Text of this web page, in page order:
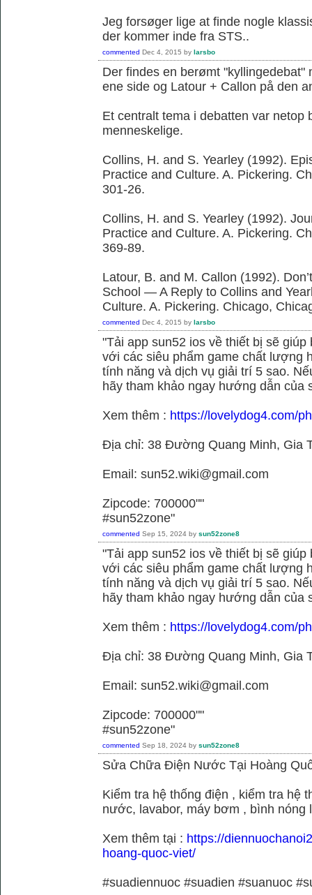
Jeg forsøger lige at finde nogle
der kommer inde fra STS..
commented Dec 4, 2015 by larsbo
Der findes en berømt "kyllingedebat"
ene side og Latour + Callon på den
Et centralt tema i debatten var netop
menneskelige.
Collins, H. and S. Yearley (1992).
Practice and Culture. A. Pickering.
301-26.
Collins, H. and S. Yearley (1992).
Practice and Culture. A. Pickering.
369-89.
Latour, B. and M. Callon (1992).
School — A Reply to Collins and
Culture. A. Pickering. Chicago,
commented Dec 4, 2015 by larsbo
"Tải app sun52 ios về thiết bị sẽ
với các siêu phẩm game chất lượng
tính năng và dịch vụ giải trí 5 sao.
hãy tham khảo ngay hướng dẫn của
Xem thêm : https://lovelydog4.com/
Địa chỉ: 38 Đường Quang Minh, Gia
Email: sun52.wiki@gmail.com
Zipcode: 700000""
#sun52zone"
commented Sep 15, 2024 by sun52zone8
"Tải app sun52 ios về thiết bị sẽ
với các siêu phẩm game chất lượng
tính năng và dịch vụ giải trí 5 sao.
hãy tham khảo ngay hướng dẫn của
Xem thêm : https://lovelydog4.com/
Địa chỉ: 38 Đường Quang Minh, Gia
Email: sun52.wiki@gmail.com
Zipcode: 700000""
#sun52zone"
commented Sep 18, 2024 by sun52zone8
Sửa Chữa Điện Nước Tại Hoàng
Kiểm tra hệ thống điện , kiểm tra hệ
nước, lavabor, máy bơm , bình nóng
Xem thêm tại : https://
hoang-quoc-viet/
#suadiennuoc #suadien #suanuoc